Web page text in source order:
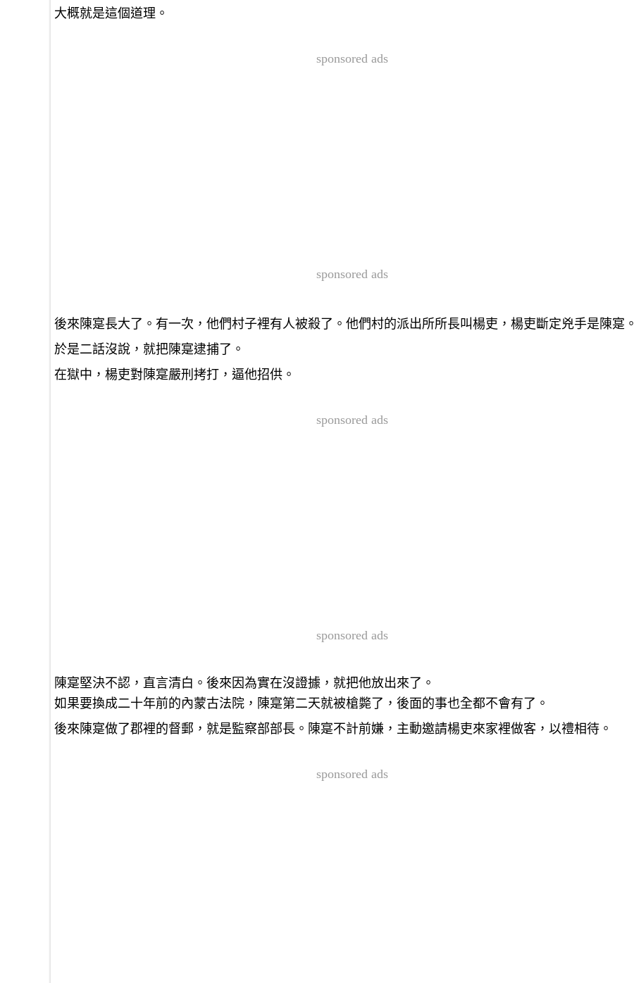
大概就是這個道理。
sponsored ads
sponsored ads
後來陳寔長大了。有一次，他們村子裡有人被殺了。他們村的派出所所長叫楊吏，楊吏斷定兇手是陳寔。
於是二話沒說，就把陳寔逮捕了。
在獄中，楊吏對陳寔嚴刑拷打，逼他招供。
sponsored ads
sponsored ads
陳寔堅決不認，直言清白。後來因為實在沒證據，就把他放出來了。
如果要換成二十年前的內蒙古法院，陳寔第二天就被槍斃了，後面的事也全都不會有了。
後來陳寔做了郡裡的督郵，就是監察部部長。陳寔不計前嫌，主動邀請楊吏來家裡做客，以禮相待。
sponsored ads